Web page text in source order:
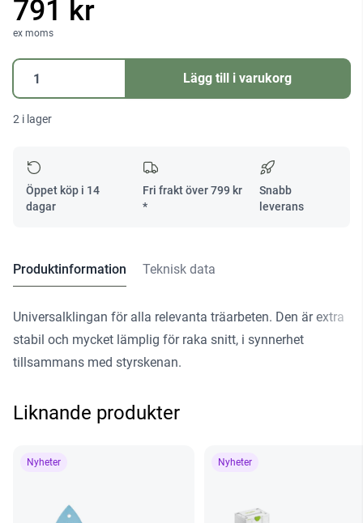
791 kr
ex moms
Sticksågsblad
WOOD
S
FSG/20
mängd
Lägg till i varukorg
2 i lager
Öppet köp i 14
dagar
Fri frakt över799 kr
*
Snabb
leverans
Produktinformation Teknisk data
Universalklingan för alla relevanta träarbeten. Den är extra
stabil och mycket lämplig för raka snitt, i synnerhet
tillsammans med styrskenan.
Liknande produkter
Nyheter Nyheter